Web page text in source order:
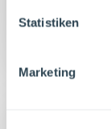
Statistiken
Marketing